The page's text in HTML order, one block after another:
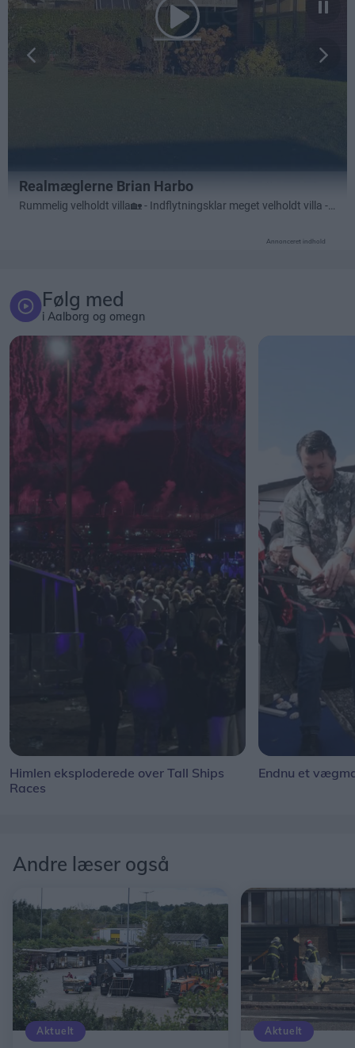
Annonceret indhold
Følg med
i Aalborg og omegn
Himlen eksploderede over Tall Ships
Races
Endnu et
Andre læser også
Aktuelt Aktuelt